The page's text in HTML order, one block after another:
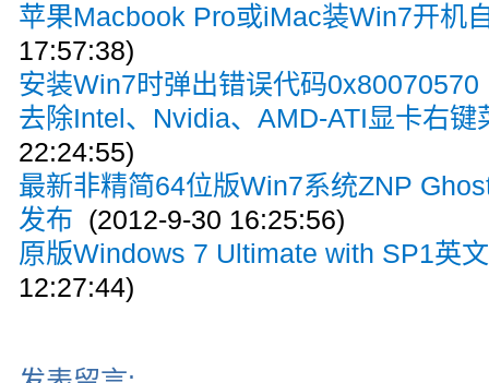
苹果Macbook Pro或iMac装Win7开机
17:57:38)
安装Win7时弹出错误代码0x80070570
去除Intel、Nvidia、AMD-ATI显卡右键
22:24:55)
最新非精简64位版Win7系统ZNP
发布 (2012-9-30 16:25:56)
原版Windows 7 Ultimate with SP1英
12:27:44)